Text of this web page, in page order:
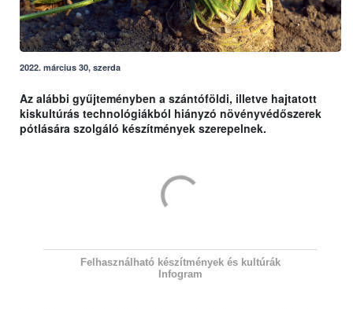
2022. március 30, szerda
Az alábbi gyűjteményben a szántóföldi, illetve hajtatott
kiskultúrás technológiákból hiányzó növényvédőszerek
pótlására szolgáló készítmények szerepelnek.
Felhasználható készítmények és kultúrák
Infogram